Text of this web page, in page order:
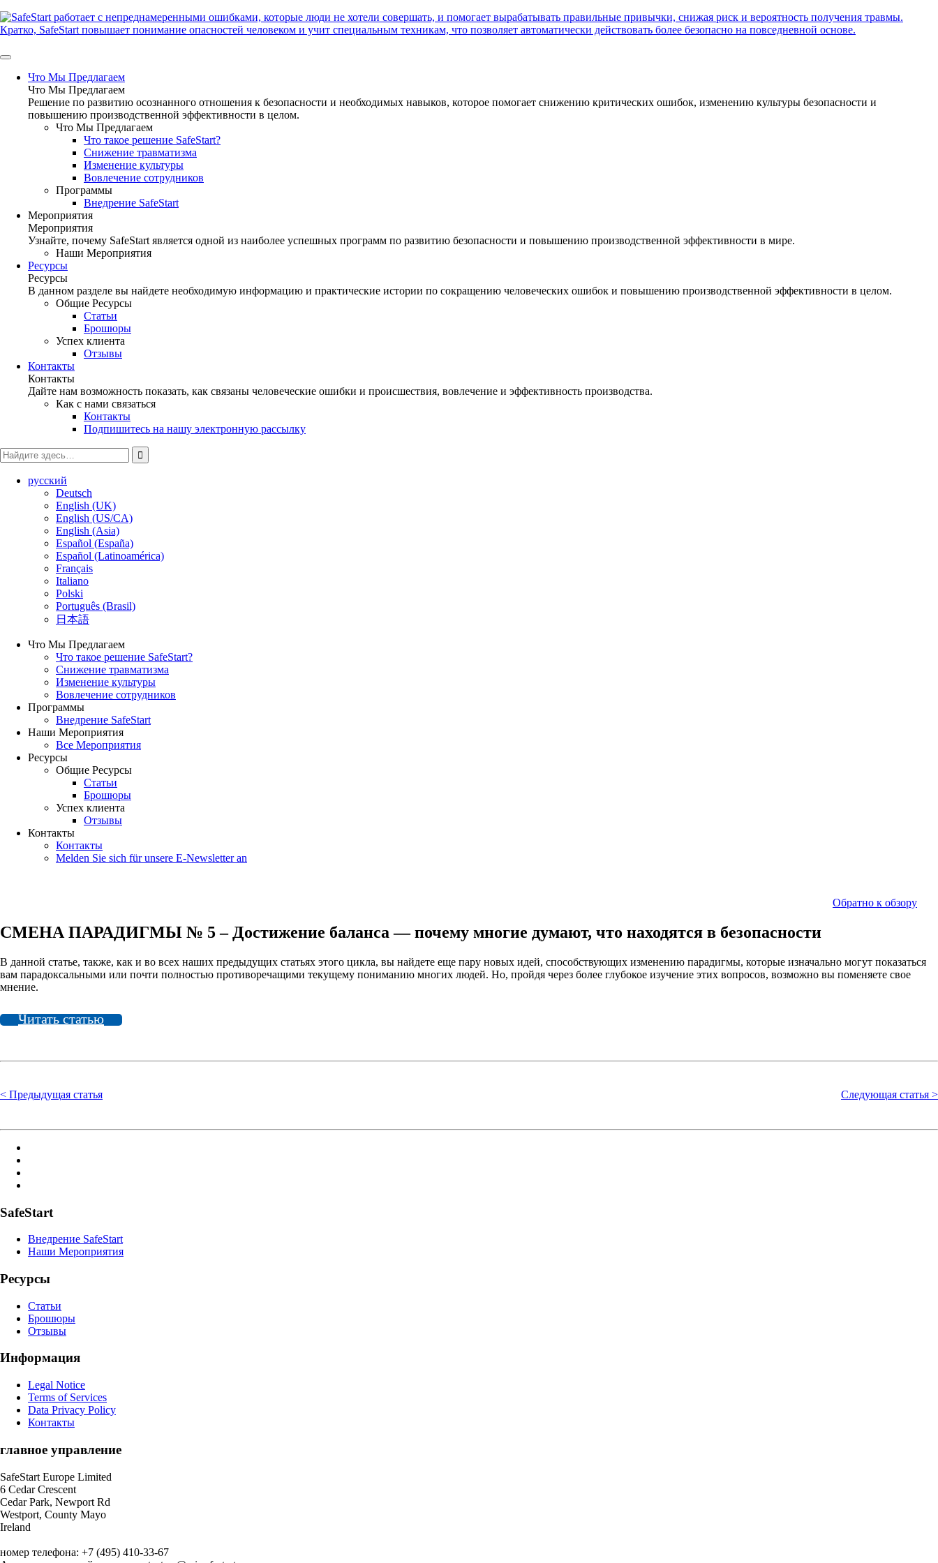
Skip
to
Что Мы Предлагаем
Что Мы Предлагаем
Решение по развитию осознанного отношения к безопасности и необходимых навыков, которое помогает снижению критических ошибок, изменению культуры безопасности и
повышению производственной эффективности в целом.
Что Мы Предлагаем
Что такое решение SafeStart?
Снижение травматизма
Изменение культуры
Вовлечение сотрудников
Программы
Внедрение SafeStart
Мероприятия
Мероприятия
Узнайте, почему SafeStart является одной из наиболее успешных программ по развитию безопасности и повышению производственной эффективности в мире.
Наши Мероприятия
Ресурсы
Ресурсы
В данном разделе вы найдете необходимую информацию и практические истории по сокращению человеческих ошибок и повышению производственной эффективности в целом.
Общие Ресурсы
Статьи
Брошюры
Успех клиента
Отзывы
Контакты
Контакты
Дайте нам возможность показать, как связаны человеческие ошибки и происшествия, вовлечение и эффективность производства.
Как с нами связаться
Контакты
Подпишитесь на нашу электронную рассылку
Поиск
русский
Deutsch
English (UK)
English (US/CA)
English (Asia)
Español (España)
Español (Latinoamérica)
Français
Italiano
Polski
Português (Brasil)
日本語
Что Мы Предлагаем
Что такое решение SafeStart?
Снижение травматизма
Изменение культуры
Вовлечение сотрудников
Программы
Внедрение SafeStart
Наши Мероприятия
Все Мероприятия
Ресурсы
Общие Ресурсы
Статьи
Брошюры
Успех клиента
Отзывы
Контакты
Контакты
Melden Sie sich für unsere E-Newsletter an
Обратно к обзору
СМЕНА ПАРАДИГМЫ № 5 – Достижение баланса — почему многие думают, что находятся в безопасности
В данной статье, также, как и во всех наших предыдущих статьях этого цикла, вы найдете еще пару новых идей, способствующих изменению парадигмы, которые изначально могут показаться
вам парадоксальными или почти полностью противоречащими текущему пониманию многих людей. Но, пройдя через более глубокое изучение этих вопросов, возможно вы поменяете свое
мнение.
Читать статью
< Предыдущая статья Следующая статья >
SafeStart
Внедрение SafeStart
Наши Мероприятия
Ресурсы
Статьи
Брошюры
Отзывы
Информация
Legal Notice
Terms of Services
Data Privacy Policy
Контакты
главное управление
SafeStart Europe Limited
6 Cedar Crescent
Cedar Park, Newport Rd
Westport, County Mayo
Ireland
номер телефона: +7 (495) 410-33-67